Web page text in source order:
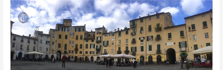
San
Michele